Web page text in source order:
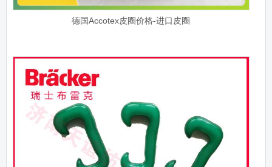
德国Accotex皮圈价格-进口皮圈